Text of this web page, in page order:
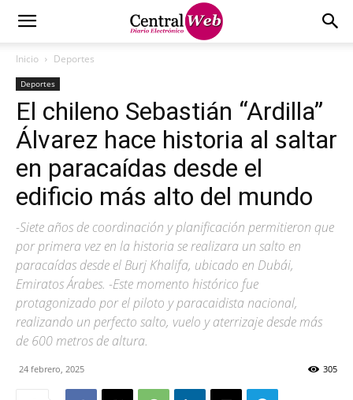
Inicio Deportes
Deportes
El chileno Sebastián “Ardilla”
Álvarez hace historia al saltar
en paracaídas desde el
edificio más alto del mundo
-Siete años de coordinación y planificación permitieron que
por primera vez en la historia se realizara un salto en
paracaídas desde el Burj Khalifa, ubicado en Dubái,
Emiratos Árabes. -Este momento histórico fue
protagonizado por el piloto y paracaidista nacional,
realizando un perfecto salto, vuelo y aterrizaje desde más
de 600 metros de altura.
24 febrero, 2025 305